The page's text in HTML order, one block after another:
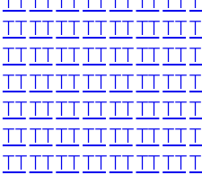
TTTTTTTTTTTTTT
TTTTTTTTTTTTTT
TTTTTTTTTTTTTT
TTTTTTTTTTTTTT
TTTTTTTTTTTTTT
TTTTTTTTTTTTTT